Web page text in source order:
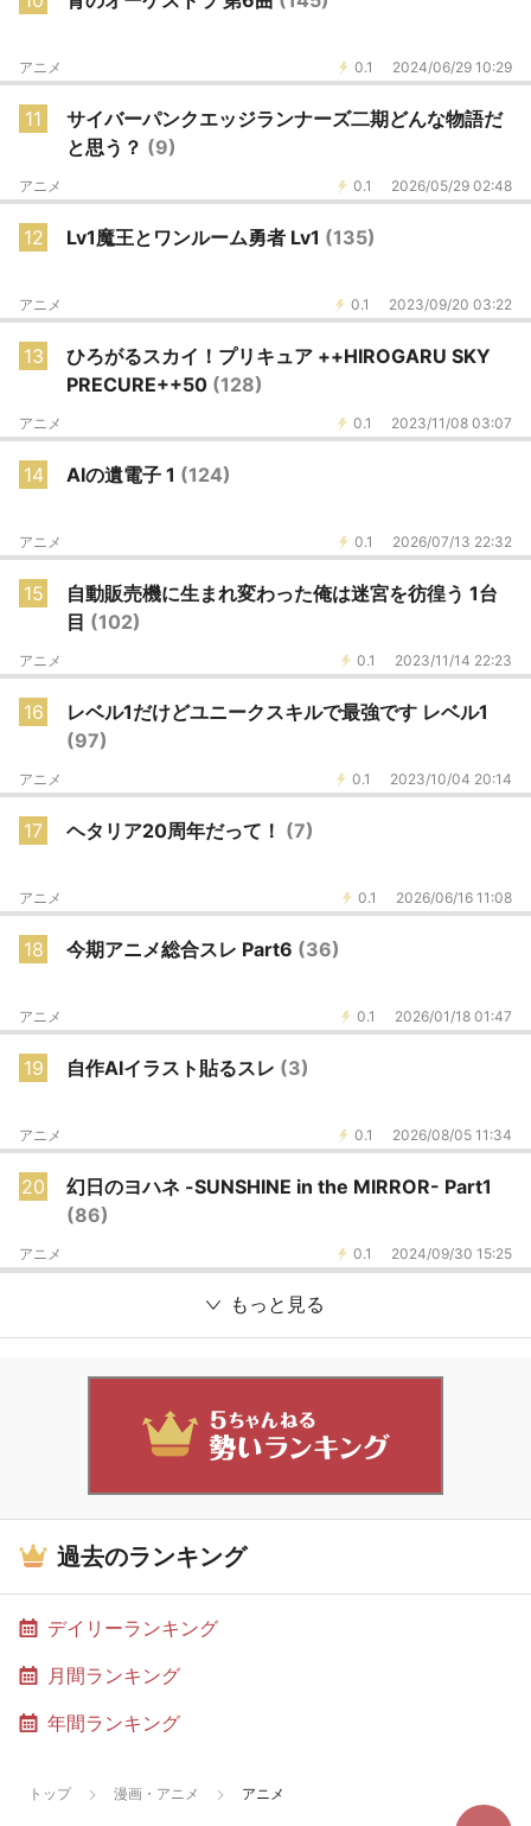
0.1 2024/06/29 10:29
アニメ
11
サイバーパンクエッジランナーズ二期どんな物語だ
と思う？ (9)
0.1 2026/05/29 02:48
アニメ
12 Lv1魔王とワンルーム勇者 Lv1 (135)
0.1 2023/09/20 03:22
アニメ
13
ひろがるスカイ！プリキュア ++HIROGARU SKY
PRECURE++50 (128)
0.1 2023/11/08 03:07
アニメ
14 AIの遺電子 1 (124)
0.1 2026/07/13 22:32
アニメ
15
自動販売機に生まれ変わった俺は迷宮を彷徨う 1台
目 (102)
0.1 2023/11/14 22:23
アニメ
16
レベル1だけどユニークスキルで最強です レベル1
(97)
0.1 2023/10/04 20:14
アニメ
17 ヘタリア20周年だって！ (7)
0.1 2026/06/16 11:08
アニメ
18 今期アニメ総合スレ Part6 (36)
0.1 2026/01/18 01:47
アニメ
19 自作AIイラスト貼るスレ (3)
0.1 2026/08/05 11:34
アニメ
20
幻日のヨハネ -SUNSHINE in the MIRROR- Part1
(86)
0.1 2024/09/30 15:25
アニメ
もっと見る
過去のランキング
デイリーランキング
月間ランキング
年間ランキング
トップ 漫画・アニメ アニメ